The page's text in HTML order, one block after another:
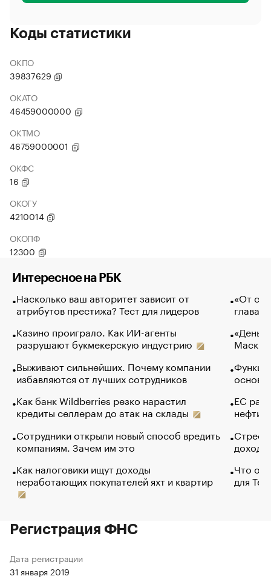
Коды статистики
ОКПО
39837629
ОКАТО
46459000000
ОКТМО
46759000001
ОКФС
16
ОКОГУ
4210014
ОКОПФ
12300
Интересное на РБК
Насколько ваш авторитет зависит от
атрибутов престижа? Тест для лидеров
Казино проиграло. Как ИИ-агенты
разрушают букмекерскую индустрию
Выживают сильнейших. Почему компании
избавляются от лучших сотрудников
Как банк Wildberries резко нарастил
кредиты селлерам до атак на склады
Сотрудники открыли новый способ вредить
компаниям. Зачем им это
Как налоговики ищут доходы
неработающих покупателей яхт и квартир
«От
глава
Маск в
основ
ЕС
нефти
Что
для
Регистрация ФНС
Дата регистрации
31 января 2019